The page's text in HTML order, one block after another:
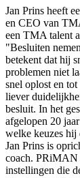
Jan Prins heeft
en CEO van
een TMA talent
"Besluiten
betekent dat hij
problemen niet
snel oplost en
liever
besluit. In het
afgelopen 20
welke keuzes hij
Jan Prins is
coach. PRiMAN
instellingen die